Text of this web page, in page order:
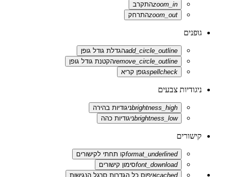
zoom_inהתקרב
zoom_outהתרחק
גופנים
add_circle_outlineהגדלת גודל גופן
remove_circle_outlineהקטנת גודל גופן
spellcheckגופן קריא
ניגודיות צבעים
brightness_highניגודיות בהירה
brightness_lowניגודיות כהה
קישורים
format_underlinedקו תחתי לקישורים
font_downloadסימון קישורים
cachedאיפוס כל הגדרות סרגל הנגישות